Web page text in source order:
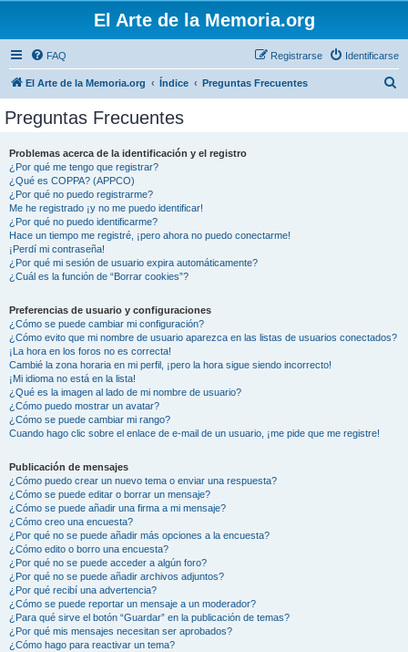
El Arte de la Memoria.org
FAQ Identificarse
Registrarse
El Arte de la Memoria.org Índice Preguntas Frecuentes
Preguntas Frecuentes
Problemas acerca de la identificación y el registro
¿Por qué me tengo que registrar?
¿Qué es COPPA? (APPCO)
¿Por qué no puedo registrarme?
Me he registrado ¡y no me puedo identificar!
¿Por qué no puedo identificarme?
Hace un tiempo me registré, ¡pero ahora no puedo conectarme!
¡Perdí mi contraseña!
¿Por qué mi sesión de usuario expira automáticamente?
¿Cuál es la función de “Borrar cookies”?
Preferencias de usuario y configuraciones
¿Cómo se puede cambiar mi configuración?
¿Cómo evito que mi nombre de usuario aparezca en las listas de usuarios conectados?
¡La hora en los foros no es correcta!
Cambié la zona horaria en mi perfil, ¡pero la hora sigue siendo incorrecto!
¡Mi idioma no está en la lista!
¿Qué es la imagen al lado de mi nombre de usuario?
¿Cómo puedo mostrar un avatar?
¿Cómo se puede cambiar mi rango?
Cuando hago clic sobre el enlace de e-mail de un usuario, ¡me pide que me registre!
Publicación de mensajes
¿Cómo puedo crear un nuevo tema o enviar una respuesta?
¿Cómo se puede editar o borrar un mensaje?
¿Cómo se puede añadir una firma a mi mensaje?
¿Cómo creo una encuesta?
¿Por qué no se puede añadir más opciones a la encuesta?
¿Cómo edito o borro una encuesta?
¿Por qué no se puede acceder a algún foro?
¿Por qué no se puede añadir archivos adjuntos?
¿Por qué recibí una advertencia?
¿Cómo se puede reportar un mensaje a un moderador?
¿Para qué sirve el botón “Guardar” en la publicación de temas?
¿Por qué mis mensajes necesitan ser aprobados?
¿Cómo hago para reactivar un tema?